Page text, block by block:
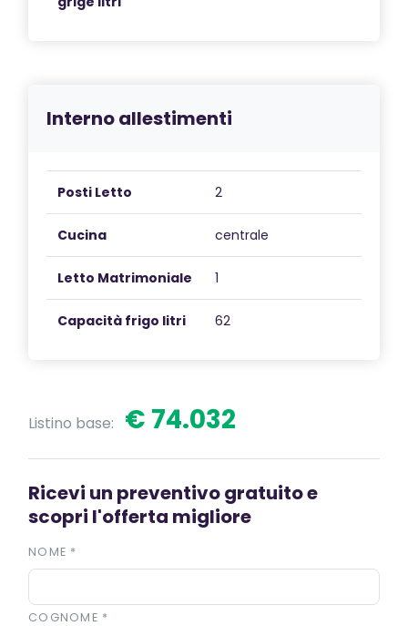
Interno allestimenti
Posti Letto 2
Cucina centrale
Letto Matrimoniale 1
Capacità frigo litri 62
Listino base: € 74.032
Ricevi un preventivo gratuito e
scopri l'offerta migliore
NOME *
COGNOME *